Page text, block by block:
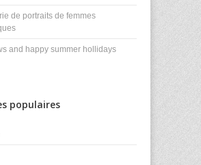
de portraits de femmes
and happy summer hollidays
populaires